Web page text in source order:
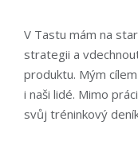
V Tastu mám na
strategii a
produktu. Mým
i naši lidé. Mimo
svůj tréninkový